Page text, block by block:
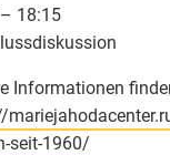
18:15
Informationen
seit-1960/